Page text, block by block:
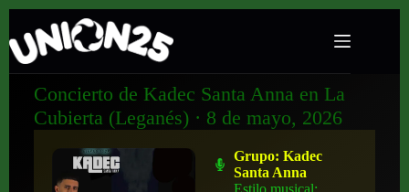
Concierto de Kadec Santa Anna en La
Cubierta (Leganés) · 8 de mayo, 2026
Grupo:Kadec
Santa Anna
Estilo musical: